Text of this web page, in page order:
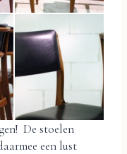
De stoelen
een lust